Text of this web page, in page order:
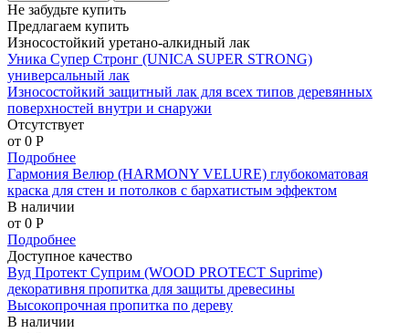
Не забудьте купить
Предлагаем купить
Износостойкий уретано-алкидный лак
Уника Супер Стронг (UNICA SUPER STRONG)
универсальный лак
Износостойкий защитный лак для всех типов деревянных
поверхностей внутри и снаружи
Отсутствует
от 0 P
Подробнее
Гармония Велюр (HARMONY VELURE) глубокоматовая
краска для стен и потолков с бархатистым эффектом
В наличии
от 0 P
Подробнее
Доступное качество
Вуд Протект Суприм (WOOD PROTECT Suprime)
декоративня пропитка для защиты древесины
Высокопрочная пропитка по дереву
В наличии